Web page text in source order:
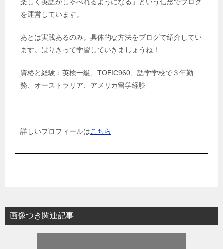
楽しく英語がしゃべれるようになる」という信念でブログ
を運営しています。
あとは実践あるのみ。具体的な方法をブログで紹介してい
ます。はりきって学習していきましょうね！
資格と経験：英検一級、TOEIC960、語学学校で３年勤
務、オーストラリア、アメリカ留学経験
詳しいプロフィールはこちら
画像つき関連記事